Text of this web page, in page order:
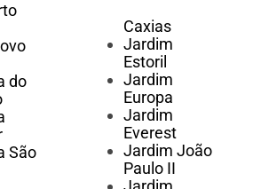
do
São
Caxias
Jardim
Estoril
Jardim
Europa
Jardim
Everest
Jardim João
Paulo II